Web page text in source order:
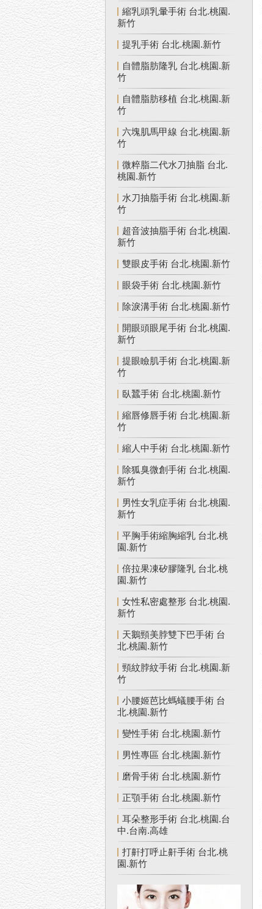
縮乳頭乳暈手術 台北.桃園.
新竹
提乳手術 台北.桃園.新竹
自體脂肪隆乳 台北.桃園.新
竹
自體脂肪移植 台北.桃園.新
竹
六塊肌馬甲線 台北.桃園.新
竹
微粹脂二代水刀抽脂 台北.
桃園.新竹
水刀抽脂手術 台北.桃園.新
竹
超音波抽脂手術 台北.桃園.
新竹
雙眼皮手術 台北.桃園.新竹
眼袋手術 台北.桃園.新竹
除淚溝手術 台北.桃園.新竹
開眼頭眼尾手術 台北.桃園.
新竹
提眼瞼肌手術 台北.桃園.新
竹
臥蠶手術 台北.桃園.新竹
縮唇修唇手術 台北.桃園.新
竹
縮人中手術 台北.桃園.新竹
除狐臭微創手術 台北.桃園.
新竹
男性女乳症手術 台北.桃園.
新竹
平胸手術縮胸縮乳 台北.桃
園.新竹
倍拉果凍矽膠隆乳 台北.桃
園.新竹
女性私密處整形 台北.桃園.
新竹
天鵝頸美脖雙下巴手術 台
北.桃園.新竹
頸紋脖紋手術 台北.桃園.新
竹
小腰姬芭比螞蟻腰手術 台
北.桃園.新竹
變性手術 台北.桃園.新竹
男性專區 台北.桃園.新竹
磨骨手術 台北.桃園.新竹
正顎手術 台北.桃園.新竹
耳朵整形手術 台北.桃園.台
中.台南.高雄
打鼾打呼止鼾手術 台北.桃
園.新竹